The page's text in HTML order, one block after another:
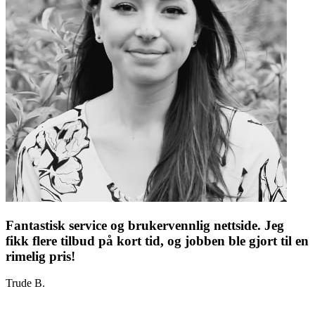
Fantastisk service og brukervennlig nettside. Jeg
fikk flere tilbud på kort tid, og jobben ble gjort til en
rimelig pris!
Trude B.